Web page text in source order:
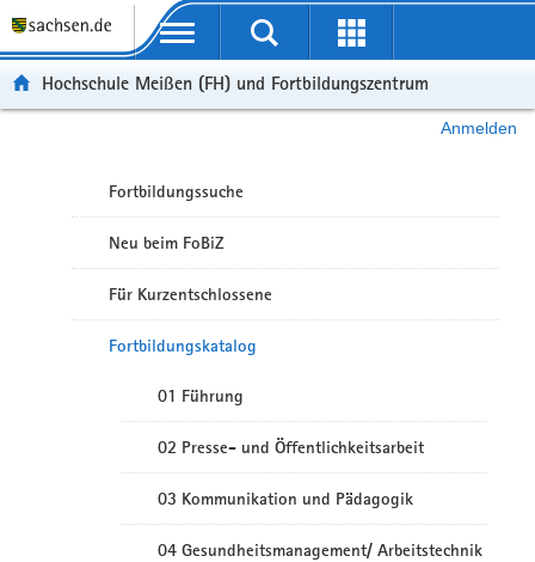
Portalübergreifende Navigation
Hochschule Meißen (FH) und Fortbildungszentrum
Anmelden
Fortbildungssuche
Neu beim FoBiZ
Für Kurzentschlossene
Fortbildungskatalog
01 Führung
02 Presse- und Öffentlichkeitsarbeit
03 Kommunikation und Pädagogik
04 Gesundheitsmanagement/ Arbeitstechnik